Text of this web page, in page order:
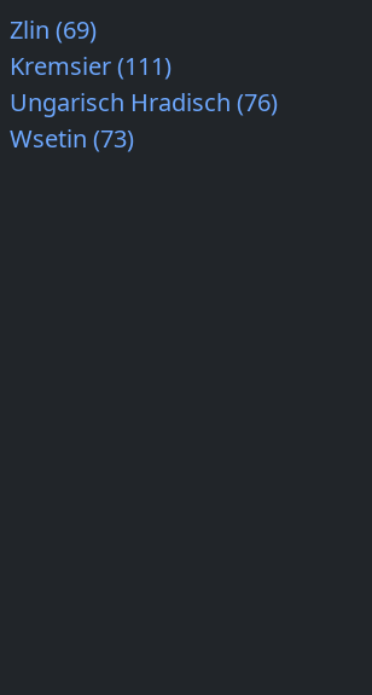
Zlin (69)
Kremsier (111)
Ungarisch Hradisch (76)
Wsetin (73)